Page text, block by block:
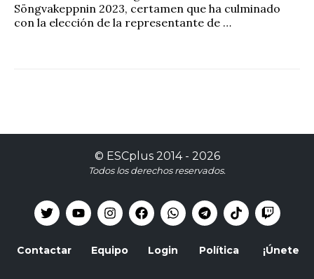
Söngvakeppnin 2023, certamen que ha culminado
con la elección de la representante de …
© ESCplus2014 - 2026
Todos los derechos reservados.
Contactar Equipo Login Política ¡Únete